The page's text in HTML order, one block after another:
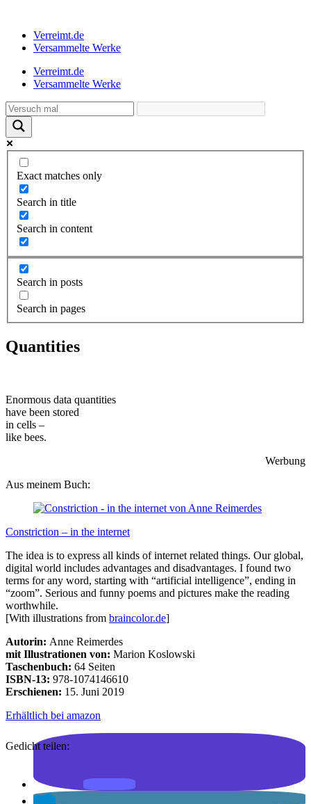
Verreimt.de
Versammelte Werke
Verreimt.de
Versammelte Werke
Exact matches only
Search in title
Search in content
Search in posts
Search in pages
Quantities
Enormous data quantities
have been stored
in cells –
like bees.
Werbung
Aus meinem Buch:
Constriction – in the internet
The idea is to express all kinds of internet related things. Our global,
digital world includes advantages and disadvantages. I found two
terms for any word, starting with “artificial intelligence”, ending in
“zoom”. Serious and funny poems and pictures make the reading
worthwhile.
[With illustrations from braincolor.de]
Autorin: Anne Reimerdes
mit Illustrationen von: Marion Koslowski
Taschenbuch: 64 Seiten
ISBN-13: 978-1074146610
Erschienen: 15. Juni 2019
Erhältlich bei amazon
Gedicht teilen: